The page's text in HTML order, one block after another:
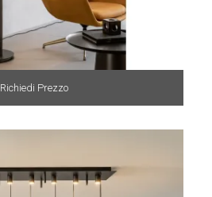
Richiedi Prezzo